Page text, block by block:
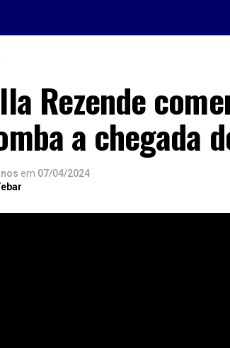
Rezende
a chegada
em 07/04/2024